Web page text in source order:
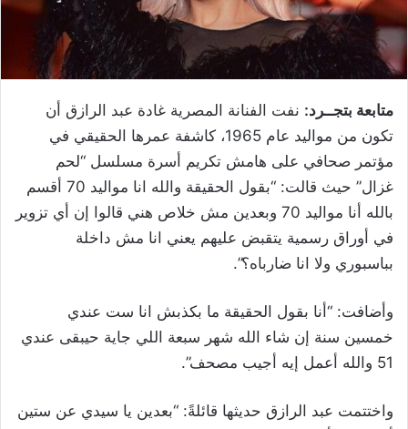
متابعة بتجــرد: نفت الفنانة المصرية غادة عبد الرازق أن
تكون من مواليد عام 1965، كاشفة عمرها الحقيقي في
مؤتمر صحافي على هامش تكريم أسرة مسلسل “لحم
غزال” حيث قالت: “بقول الحقيقة والله انا مواليد 70 أقسم
بالله أنا مواليد 70 وبعدين مش خلاص هني قالوا إن أي تزوير
في أوراق رسمية يتقبض عليهم يعني انا مش داخلة
بباسبوري ولا انا ضارباه؟”.
وأضافت: “أنا بقول الحقيقة ما بكذبش انا ست عندي
خمسين سنة إن شاء الله شهر سبعة اللي جاية حيبقى عندي
51 والله أعمل إيه أجيب مصحف”.
واختتمت عبد الرازق حديثها قائلةً: “بعدين يا سيدي عن ستين